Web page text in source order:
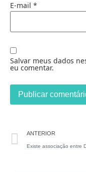
E-mail *
Salvar meus dados
eu comentar.
ANTERIOR